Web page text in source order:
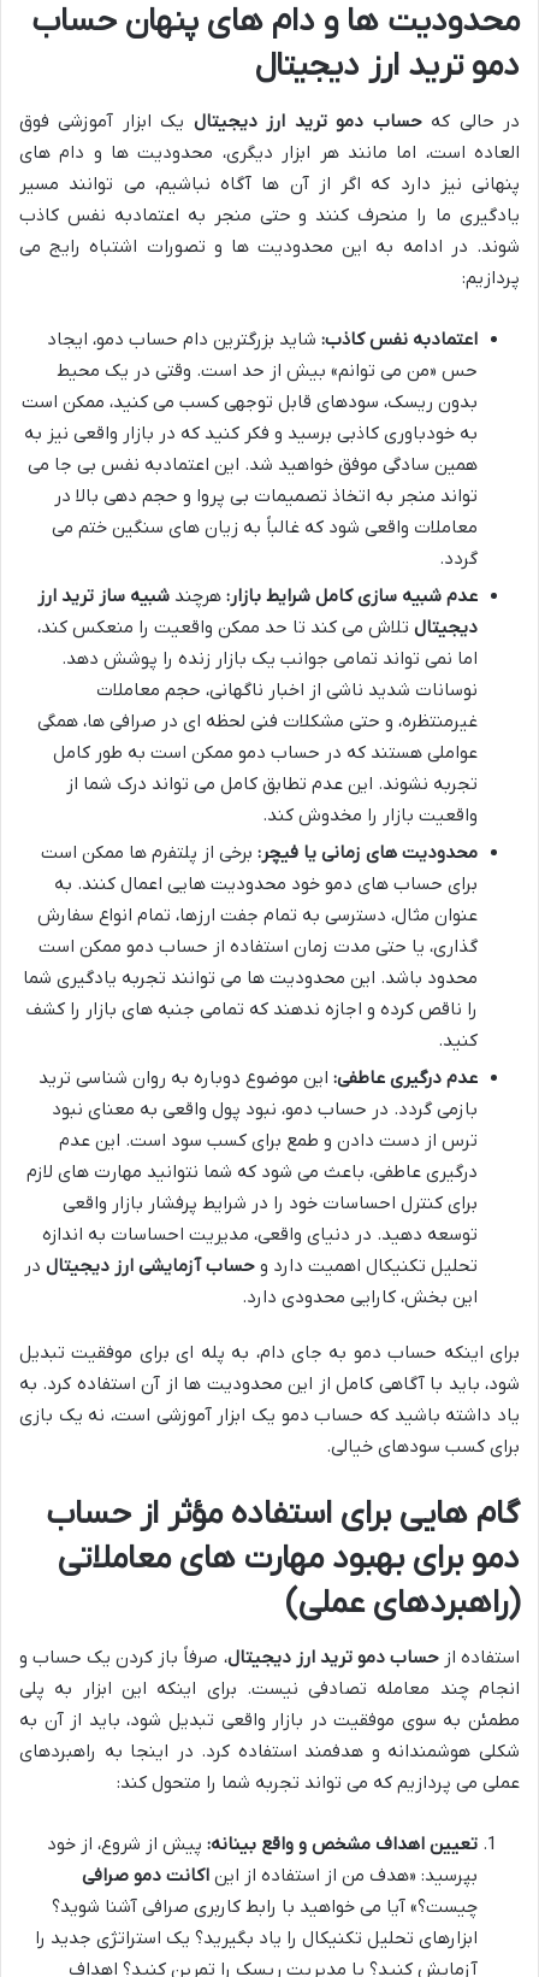
محدودیت ها و دام های پنهان حساب
دمو ترید ارز دیجیتال
در حالی کهحساب دمو ترید ارز دیجیتال یک ابزار آموزشی فوق
العاده است، اما مانند هر ابزار دیگری، محدودیت ها و دام های
پنهانی نیز دارد که اگر از آن ها آگاه نباشیم، می توانند مسیر
یادگیری ما را منحرف کنند و حتی منجر به اعتمادبه نفس کاذب
شوند. در ادامه به این محدودیت ها و تصورات اشتباه رایج می
پردازیم:
اعتمادبه نفس کاذب: شاید بزرگترین دام حساب دمو، ایجاد
حس «من می توانم» بیش از حد است. وقتی در یک محیط
بدون ریسک، سودهای قابل توجهی کسب می کنید، ممکن است
به خودباوری کاذبی برسید و فکر کنید که در بازار واقعی نیز به
همین سادگی موفق خواهید شد. این اعتمادبه نفس بی جا می
تواند منجر به اتخاذ تصمیمات بی پروا و حجم دهی بالا در
معاملات واقعی شود که غالباً به زیان های سنگین ختم می
گردد.
عدم شبیه سازی کامل شرایط بازار: هرچند شبیه ساز ترید ارز
دیجیتال تلاش می کند تا حد ممکن واقعیت را منعکس کند،
اما نمی تواند تمامی جوانب یک بازار زنده را پوشش دهد.
نوسانات شدید ناشی از اخبار ناگهانی، حجم معاملات
غیرمنتظره، و حتی مشکلات فنی لحظه ای در صرافی ها، همگی
عواملی هستند که در حساب دمو ممکن است به طور کامل
تجربه نشوند. این عدم تطابق کامل می تواند درک شما از
واقعیت بازار را مخدوش کند.
محدودیت های زمانی یا فیچر: برخی از پلتفرم ها ممکن است
برای حساب های دمو خود محدودیت هایی اعمال کنند. به
عنوان مثال، دسترسی به تمام جفت ارزها، تمام انواع سفارش
گذاری، یا حتی مدت زمان استفاده از حساب دمو ممکن است
محدود باشد. این محدودیت ها می توانند تجربه یادگیری شما
را ناقص کرده و اجازه ندهند که تمامی جنبه های بازار را کشف
کنید.
عدم درگیری عاطفی: این موضوع دوباره به روان شناسی ترید
بازمی گردد. در حساب دمو، نبود پول واقعی به معنای نبود
ترس از دست دادن و طمع برای کسب سود است. این عدم
درگیری عاطفی، باعث می شود که شما نتوانید مهارت های لازم
برای کنترل احساسات خود را در شرایط پرفشار بازار واقعی
توسعه دهید. در دنیای واقعی، مدیریت احساسات به اندازه
تحلیل تکنیکال اهمیت دارد و حساب آزمایشی ارز دیجیتال در
این بخش، کارایی محدودی دارد.
برای اینکه حساب دمو به جای دام، به پله ای برای موفقیت تبدیل
شود، باید با آگاهی کامل از این محدودیت ها از آن استفاده کرد. به
یاد داشته باشید که حساب دمو یک ابزار آموزشی است، نه یک بازی
برای کسب سودهای خیالی.
گام هایی برای استفاده مؤثر از حساب
دمو برای بهبود مهارت های معاملاتی
(راهبردهای عملی)
استفاده ازحساب دمو ترید ارز دیجیتال، صرفاً باز کردن یک حساب و
انجام چند معامله تصادفی نیست. برای اینکه این ابزار به پلی
مطمئن به سوی موفقیت در بازار واقعی تبدیل شود، باید از آن به
شکلی هوشمندانه و هدفمند استفاده کرد. در اینجا به راهبردهای
عملی می پردازیم که می تواند تجربه شما را متحول کند:
تعیین اهداف مشخص و واقع بینانه: پیش از شروع، از خود
بپرسید: «هدف من از استفاده از این اکانت دمو صرافی
چیست؟» آیا می خواهید با رابط کاربری صرافی آشنا شوید؟
ابزارهای تحلیل تکنیکال را یاد بگیرید؟ یک استراتژی جدید را
آزمایش کنید؟ یا مدیریت ریسک را تمرین کنید؟ اهداف